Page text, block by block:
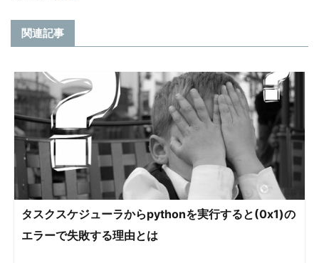
関連記事
タスクスケジューラからpythonを実行すると(0x1)の
エラーで失敗する理由とは